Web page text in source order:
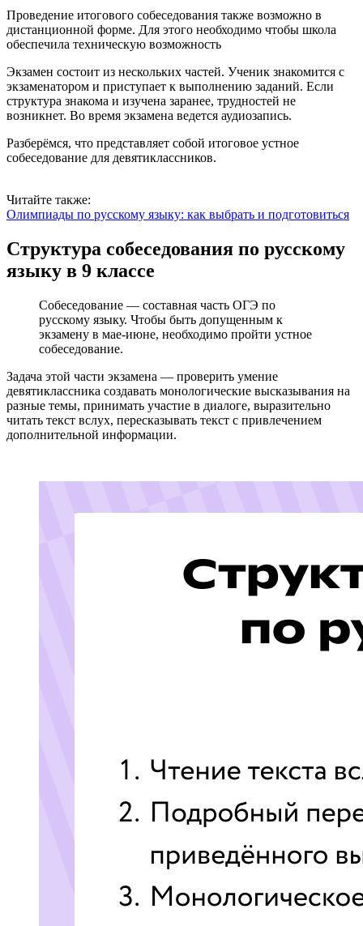
Проведение итогового собеседования также возможно в
дистанционной форме. Для этого необходимо чтобы школа
обеспечила техническую возможность
Экзамен состоит из нескольких частей. Ученик знакомится с
экзаменатором и приступает к выполнению заданий. Если
структура знакома и изучена заранее, трудностей не
возникнет. Во время экзамена ведется аудиозапись.
Разберёмся, что представляет собой итоговое устное
собеседование для девятиклассников.
Читайте также:
Олимпиады по русскому языку: как выбрать и подготовиться
Структура собеседования по русскому
языку в 9 классе
Собеседование — составная часть ОГЭ по
русскому языку. Чтобы быть допущенным к
экзамену в мае-июне, необходимо пройти устное
собеседование.
Задача этой части экзамена — проверить умение
девятиклассника создавать монологические высказывания на
разные темы, принимать участие в диалоге, выразительно
читать текст вслух, пересказывать текст с привлечением
дополнительной информации.